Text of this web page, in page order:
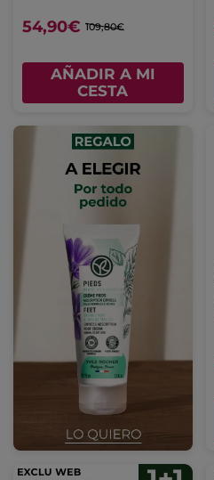
54,90€ 109,80€
AÑADIR A MI
CESTA